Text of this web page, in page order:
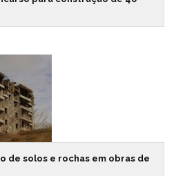
de solos e rochas em obras de